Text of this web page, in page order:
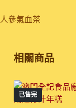
人參氣血茶
相關商品
已售完